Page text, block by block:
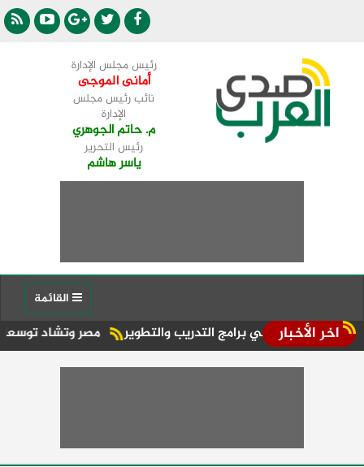
رئيس مجلس الإدارة
أمانى الموجى
نائب رئيس مجلس
الإدارة
م. حاتم الجوهري
رئيس التحرير
ياسر هاشم
اخر الأخبار مصر وتشاد توسعان آفاق برامج التدريب والتطوير